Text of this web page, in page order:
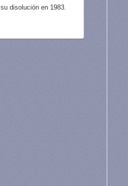
disolución en 1983.